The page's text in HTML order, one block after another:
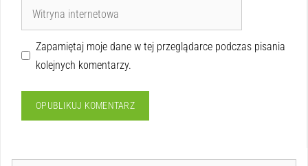
Zapamiętaj moje dane w tej przeglądarce podczas pisania
kolejnych komentarzy.